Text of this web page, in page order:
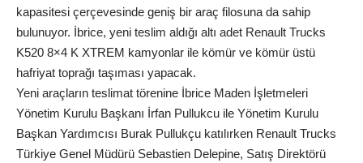
kapasitesi çerçevesinde geniş bir araç filosuna da sahip
bulunuyor. İbrice, yeni teslim aldığı altı adet Renault Trucks
K520 8×4 K XTREM kamyonlar ile kömür ve kömür üstü
hafriyat toprağı taşıması yapacak.
Yeni araçların teslimat törenine İbrice Maden İşletmeleri
Yönetim Kurulu Başkanı İrfan Pullukcu ile Yönetim Kurulu
Başkan Yardımcısı Burak Pullukçu katılırken Renault Trucks
Türkiye Genel Müdürü Sebastien Delepine, Satış Direktörü